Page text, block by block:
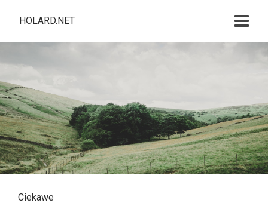
HOLARD.NET
Ciekawe